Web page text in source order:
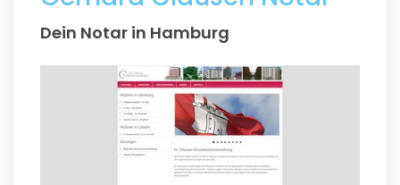
Dein Notar in Hamburg